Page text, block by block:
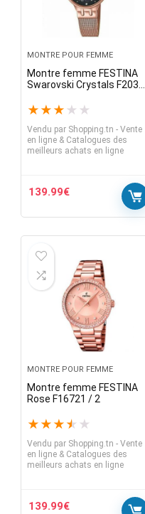
MONTRE POUR FEMME
Montre femme FESTINA
Swarovski Crystals F20387
★ ★ ★ ★ ★
Vendu parShopping.tn - Vente
en ligne & Catalogues des
meilleurs achats en ligne
139.99€
MONTRE POUR FEMME
Montre femme FESTINA
Rose F16721 / 2
★ ★ ★ ★ ★
Vendu parShopping.tn - Vente
en ligne & Catalogues des
meilleurs achats en ligne
139.99€